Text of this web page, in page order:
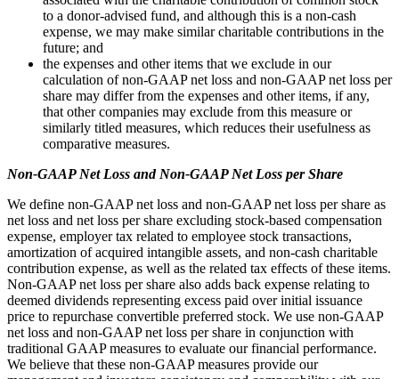
to a donor-advised fund, and although this is a non-cash
expense, we may make similar charitable contributions in the
future; and
the expenses and other items that we exclude in our
calculation of non-GAAP net loss and non-GAAP net loss per
share may differ from the expenses and other items, if any,
that other companies may exclude from this measure or
similarly titled measures, which reduces their usefulness as
comparative measures.
Non-GAAP Net Loss and Non-GAAP Net Loss per Share
We define non-GAAP net loss and non-GAAP net loss per share as
net loss and net loss per share excluding stock-based compensation
expense, employer tax related to employee stock transactions,
amortization of acquired intangible assets, and non-cash charitable
contribution expense, as well as the related tax effects of these items.
Non-GAAP net loss per share also adds back expense relating to
deemed dividends representing excess paid over initial issuance
price to repurchase convertible preferred stock. We use non-GAAP
net loss and non-GAAP net loss per share in conjunction with
traditional GAAP measures to evaluate our financial performance.
We believe that these non-GAAP measures provide our